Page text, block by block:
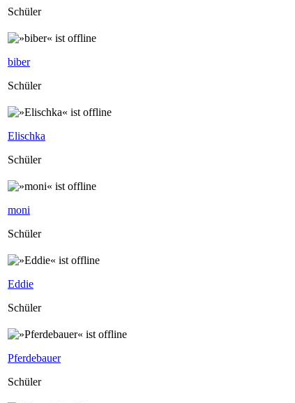
Schüler
biber
Schüler
Elischka
Schüler
moni
Schüler
Eddie
Schüler
Pferdebauer
Schüler